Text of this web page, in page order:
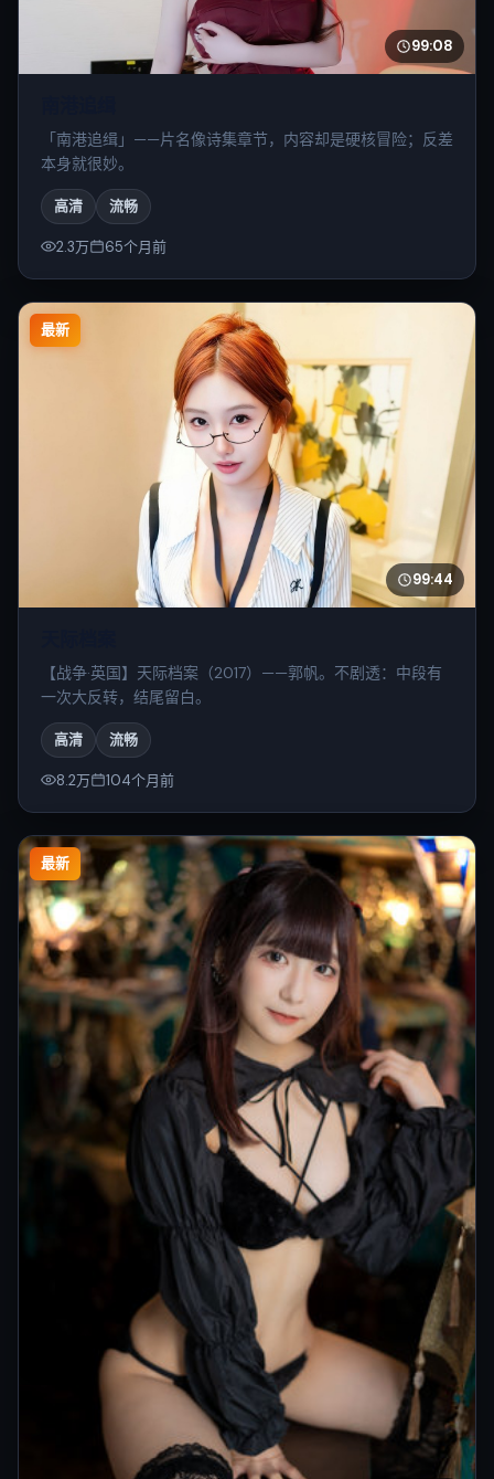
99:08
「南港追缉」——片名像诗集章节，内容却是硬核冒险；反差
本身就很妙。
高清 流畅
2.3万 65个月前
最新
99:44
【战争·英国】天际档案（2017）——郭帆。不剧透：中段有
一次大反转，结尾留白。
高清 流畅
8.2万 104个月前
最新